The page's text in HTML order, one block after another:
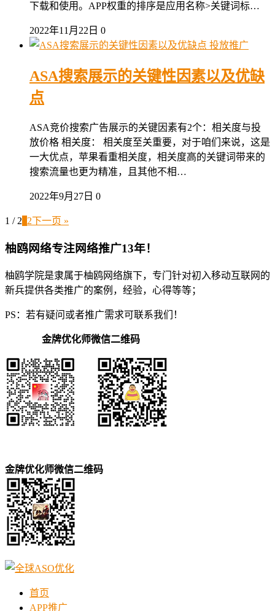
下载和使用。APP权重的排序是应用名称>关键词标…
2022年11月22日 0
投放推广
ASA搜索展示的关键性因素以及优缺
点
ASA竞价搜索广告展示的关键因素有2个：相关度与投
放价格 相关度： 相关度至关重要，对于咱们来说，这是
一大优点，苹果看重相关度，相关度高的关键词带来的
搜索流量也更为精准，且其他不相…
2022年9月27日 0
1 / 2 2下一页 »
柚鸥网络专注网络推广13年！
柚鸥学院是隶属于柚鸥网络旗下，专门针对初入移动互联网的
新兵提供各类推广的案例，经验，心得等等；
PS：若有疑问或者推广需求可联系我们！
金牌优化师微信二维码
金牌优化师微信二维码
首页
APP推广